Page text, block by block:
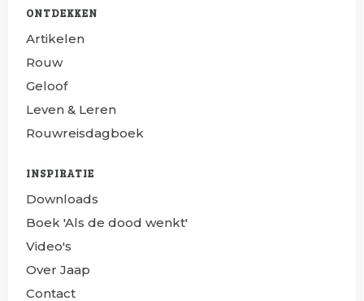
ONTDEKKEN
Artikelen
Rouw
Geloof
Leven & Leren
Rouwreisdagboek
INSPIRATIE
Downloads
Boek 'Als de dood wenkt'
Video's
Over Jaap
Contact